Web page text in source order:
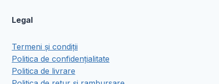
Legal
Termeni și condiții
Politica de confidențialitate
Politica de livrare